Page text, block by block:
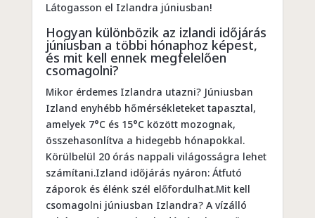
Látogasson el Izlandra júniusban!
Hogyan különbözik az izlandi időjárás
júniusban a többi hónaphoz képest,
és mit kell ennek megfelelően
csomagolni?
Mikor érdemes Izlandra utazni? Júniusban
Izland enyhébb hőmérsékleteket tapasztal,
amelyek 7°C és 15°C között mozognak,
összehasonlítva a hidegebb hónapokkal.
Körülbelül 20 órás nappali világosságra lehet
számítani.Izland időjárás nyáron: Átfutó
záporok és élénk szél előfordulhat.Mit kell
csomagolni júniusban Izlandra? A vízálló